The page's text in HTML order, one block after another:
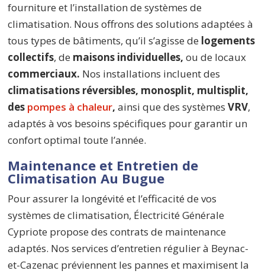
fourniture et l’installation de systèmes de
climatisation. Nous offrons des solutions adaptées à
tous types de bâtiments, qu’il s’agisse de logements
collectifs, de maisons individuelles, ou de locaux
commerciaux. Nos installations incluent des
climatisations réversibles, monosplit, multisplit,
des pompes à chaleur, ainsi que des systèmesVRV,
adaptés à vos besoins spécifiques pour garantir un
confort optimal toute l’année.
Maintenance et Entretien de
Climatisation Au Bugue
Pour assurer la longévité et l’efficacité de vos
systèmes de climatisation, Électricité Générale
Cypriote propose des contrats de maintenance
adaptés. Nos services d’entretien régulier à Beynac-
et-Cazenac préviennent les pannes et maximisent la